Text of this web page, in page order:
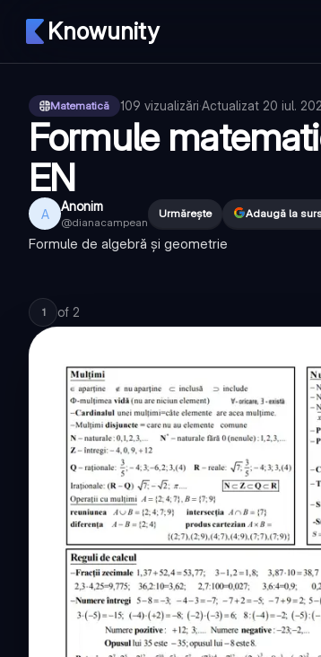
Knowunity
Matematică 109 vizualizări·Actualizat 20 iul.
Formule
EN
A Anonim
@dianacampean
Urmărește Adaugă la
Formule de algebră și geometrie
1 of 2